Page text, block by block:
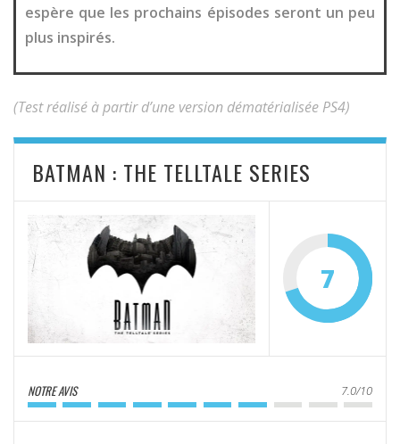
espère que les prochains épisodes seront un peu
plus inspirés.
(Test réalisé à partir d’une version dématérialisée PS4)
BATMAN : THE TELLTALE SERIES
7
NOTRE AVIS 7.0/10